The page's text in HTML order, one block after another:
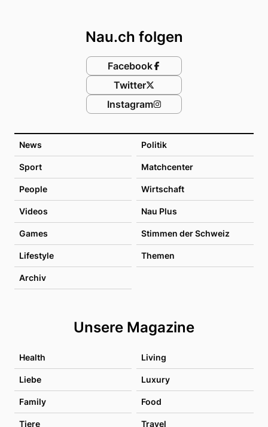
News Politik
Sport Matchcenter
People Wirtschaft
Videos Nau Plus
Games Stimmen der Schweiz
Lifestyle Themen
Archiv
Unsere Magazine
Health Living
Liebe Luxury
Family Food
Tiere Travel
Nau.ch folgen
Facebook
Twitter
Instagram